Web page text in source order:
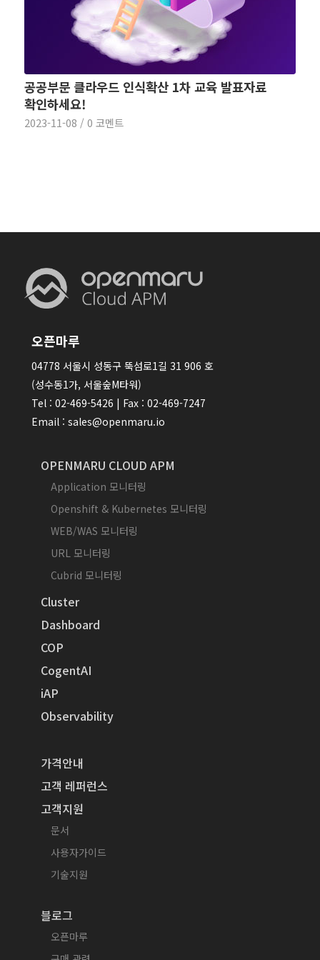
공공부문 클라우드 인식확산 1차 교육 발표자료
확인하세요!
2023-11-08 / 0 코멘트
오픈마루
04778 서울시 성동구 뚝섬로1길 31 906 호
(성수동1가, 서울숲M타워)
Tel : 02-469-5426 | Fax : 02-469-7247
Email : sales@openmaru.io
OPENMARU CLOUD APM
Application 모니터링
Openshift & Kubernetes 모니터링
WEB/WAS 모니터링
URL 모니터링
Cubrid 모니터링
Cluster
Dashboard
COP
CogentAI
iAP
Observability
가격안내
고객 레퍼런스
고객지원
문서
사용자가이드
기술지원
블로그
오픈마루